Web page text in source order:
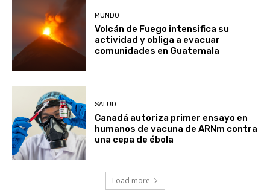
MUNDO
Volcán de Fuego intensifica su
actividad y obliga a evacuar
comunidades en Guatemala
SALUD
Canadá autoriza primer ensayo en
humanos de vacuna de ARNm contra
una cepa de ébola
Load more